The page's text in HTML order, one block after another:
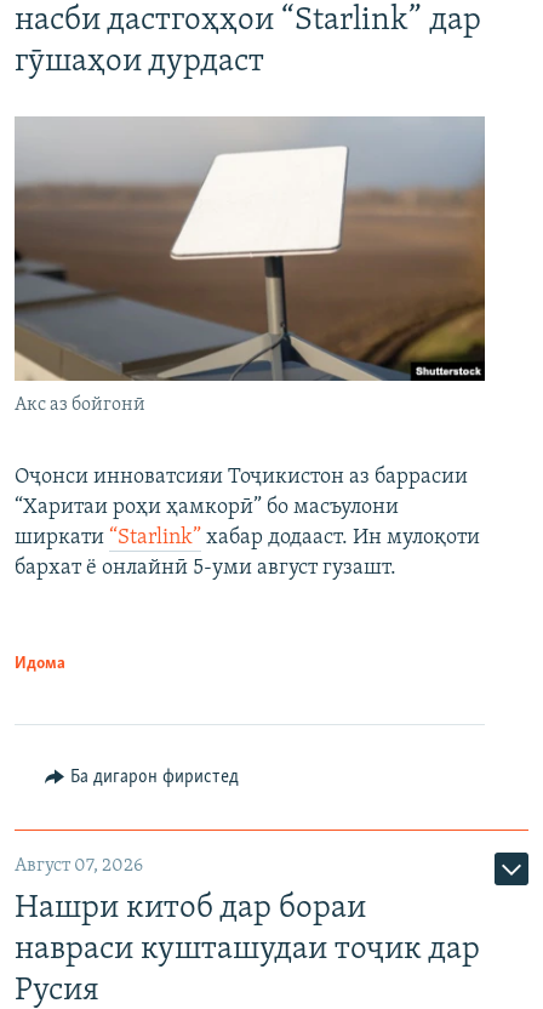
насби дастгоҳҳои “Starlink” дар
гӯшаҳои дурдаст
Акс аз бойгонӣ
Оҷонси инноватсияи Тоҷикистон аз баррасии
“Харитаи роҳи ҳамкорӣ” бо масъулони
ширкати “Starlink” хабар додааст. Ин мулоқоти
бархат ё онлайнӣ 5-уми август гузашт.
Идома
Ба дигарон фиристед
Август 07, 2026
Нашри китоб дар бораи
навраси кушташудаи тоҷик дар
Русия